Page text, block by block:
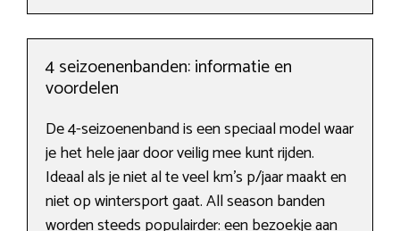
4 seizoenenbanden: informatie en
voordelen
De 4-seizoenenband is een speciaal model waar
je het hele jaar door veilig mee kunt rijden.
Ideaal als je niet al te veel km’s p/jaar maakt en
niet op wintersport gaat. All season banden